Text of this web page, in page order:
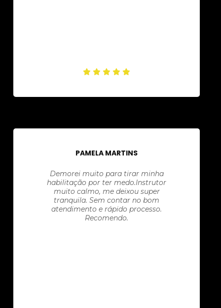
PAMELA MARTINS
Demorei muito para tirar minha
habilitação por ter medo.Instrutor
muito calmo, me deixou super
tranquila. Sem contar no bom
atendimento e rápido processo.
Recomendo.